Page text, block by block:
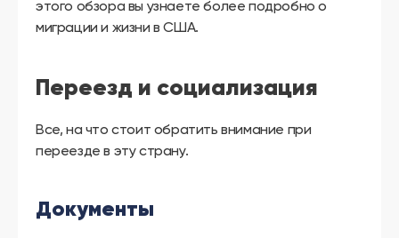
Помочь
школу
этого обзора вы узнаете более подробно о
миграции и жизни в США.
Переезд и социализация
Все, на что стоит обратить внимание при
переезде в эту страну.
Документы